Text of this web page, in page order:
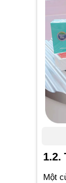
1.2.
Một